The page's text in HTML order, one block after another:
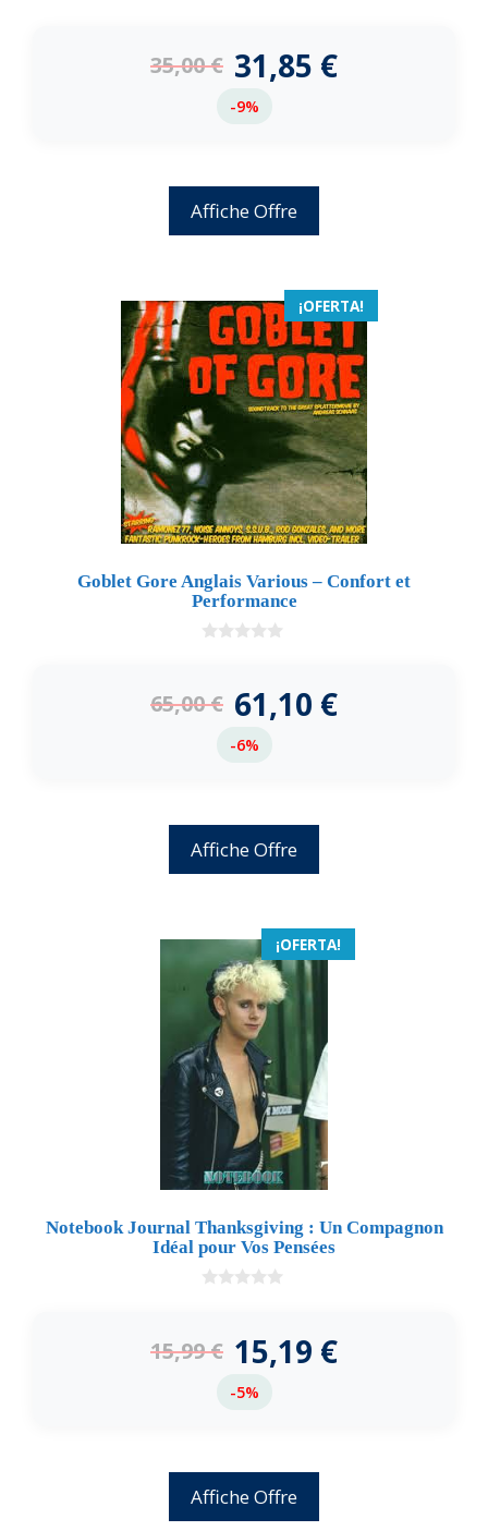
5
35,00€ 31,85 €
-9%
Affiche Offre
¡OFERTA!
Goblet Gore Anglais Various – Confort et
Performance
5
65,00€ 61,10 €
-6%
Affiche Offre
¡OFERTA!
Notebook Journal Thanksgiving : Un Compagnon
Idéal pour Vos Pensées
5
15,99€ 15,19 €
-5%
Affiche Offre